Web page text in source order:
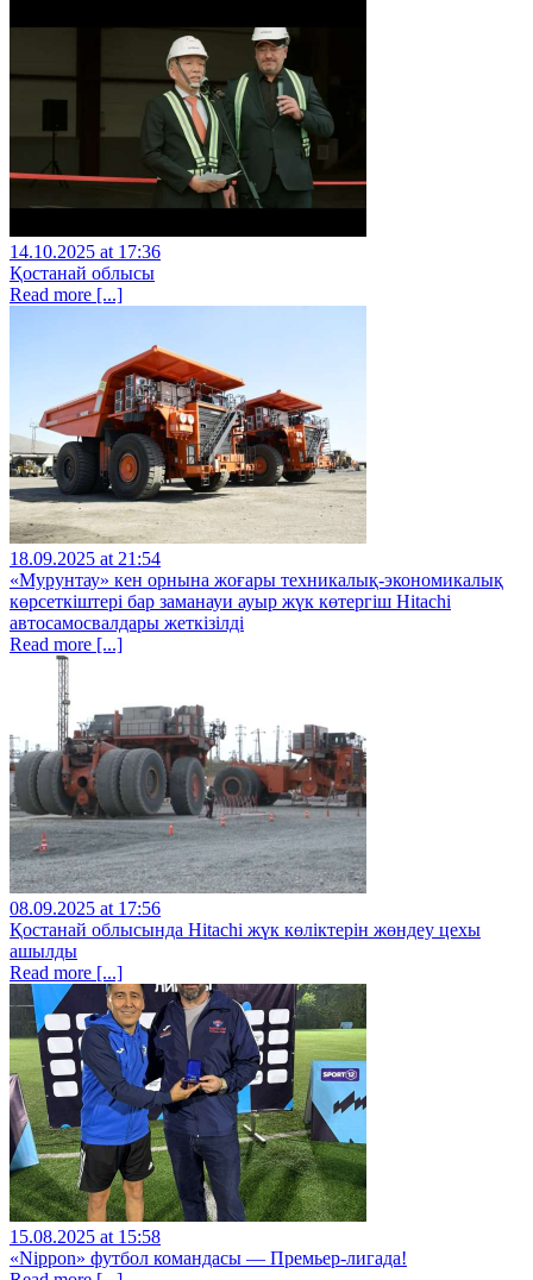
14.10.2025 at 17:36
Қостанай облысы
Read more [...]
18.09.2025 at 21:54
«Мурунтау» кен орнына жоғары техникалық-экономикалық
көрсеткіштері бар заманауи ауыр жүк көтергіш Hitachi
автосамосвалдары жеткізілді
Read more [...]
08.09.2025 at 17:56
Қостанай облысында Hitachі жүк көліктерін жөндеу цехы
ашылды
Read more [...]
15.08.2025 at 15:58
«Nippon» футбол командасы — Премьер-лигада!